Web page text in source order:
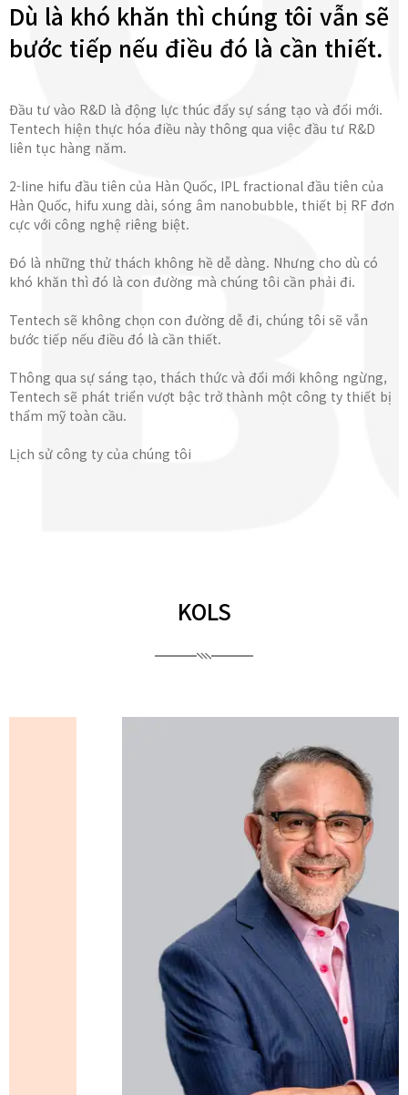
Dù là khó khăn thì chúng tôi vẫn sẽ
bước tiếp nếu điều đó là cần thiết.
Đầu tư vào R&D là động lực thúc đẩy sự sáng tạo và đổi mới.
Tentech hiện thực hóa điều này thông qua việc đầu tư R&D
liên tục hàng năm.
2-line hifu đầu tiên của Hàn Quốc, IPL fractional đầu tiên của
Hàn Quốc, hifu xung dài, sóng âm nanobubble, thiết bị RF đơn
cực với công nghệ riêng biệt.
Đó là những thử thách không hề dễ dàng. Nhưng cho dù có
khó khăn thì đó là con đường mà chúng tôi cần phải đi.
Tentech sẽ không chọn con đường dễ đi, chúng tôi sẽ vẫn
bước tiếp nếu điều đó là cần thiết.
Thông qua sự sáng tạo, thách thức và đổi mới không ngừng,
Tentech sẽ phát triển vượt bậc trở thành một công ty thiết bị
thẩm mỹ toàn cầu.
Lịch sử công ty của chúng tôi
KOLS